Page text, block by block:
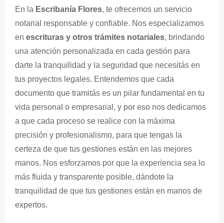
En la Escribanía Flores, te ofrecemos un servicio
notarial responsable y confiable. Nos especializamos
en escrituras y otros trámites notariales, brindando
una atención personalizada en cada gestión para
darte la tranquilidad y la seguridad que necesitás en
tus proyectos legales. Entendemos que cada
documento que tramitás es un pilar fundamental en tu
vida personal o empresarial, y por eso nos dedicamos
a que cada proceso se realice con la máxima
precisión y profesionalismo, para que tengas la
certeza de que tus gestiones están en las mejores
manos. Nos esforzamos por que la experiencia sea lo
más fluida y transparente posible, dándote la
tranquilidad de que tus gestiones están en manos de
expertos.